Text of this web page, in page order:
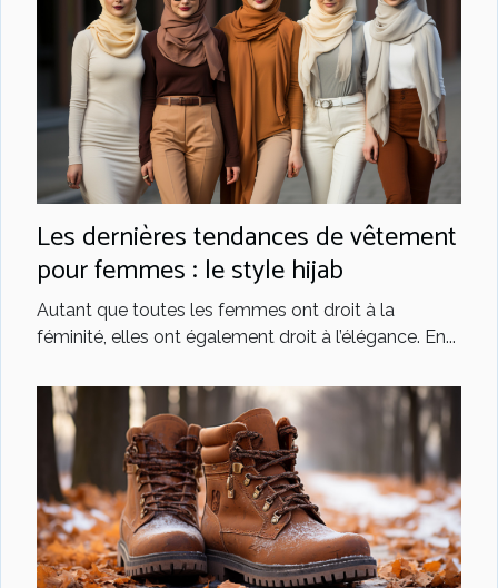
Les dernières tendances de vêtement
pour femmes : le style hijab
Autant que toutes les femmes ont droit à la
féminité, elles ont également droit à l’élégance. En...